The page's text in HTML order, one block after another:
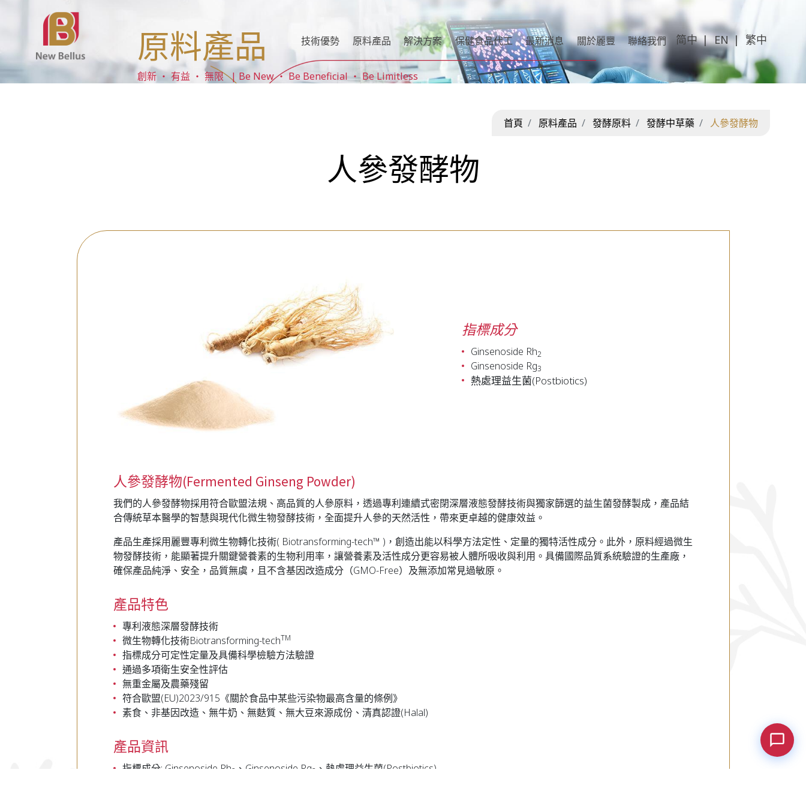
技術優勢 原料產品 解決方案 保健食品代工 最新消息 關於麗豐 聯絡我們 简中 EN 繁中
原料產品
創新 ‧ 有益 ‧ 無限 | Be New ‧ Be Beneficial ‧ Be Limitless
首頁 原料產品 發酵原料 發酵中草藥 人參發酵物
人參發酵物
指標成分
Ginsenoside Rh2
Ginsenoside Rg3
熱處理益生菌(Postbiotics)
人參發酵物(Fermented Ginseng Powder)
我們的人參發酵物採用符合歐盟法規、高品質的人參原料，透過專利連續式密閉深層液態發酵技術與獨家篩選的益生菌發酵製成，產品結
合傳統草本醫學的智慧與現代化微生物發酵技術，全面提升人參的天然活性，帶來更卓越的健康效益。
產品生產採用麗豐專利微生物轉化技術( Biotransforming-tech™ )，創造出能以科學方法定性、定量的獨特活性成分。此外，原料經過微生
物發酵技術，能顯著提升關鍵營養素的生物利用率，讓營養素及活性成分更容易被人體所吸收與利用。具備國際品質系統驗證的生產廠，
確保產品純淨、安全，品質無虞，且不含基因改造成分（GMO-Free）及無添加常見過敏原。
產品特色
專利液態深層發酵技術
微生物轉化技術Biotransforming-techTM
指標成分可定性定量及具備科學檢驗方法驗證
通過多項衛生安全性評估
無重金屬及農藥殘留
符合歐盟(EU)2023/915《關於食品中某些污染物最高含量的條例》
素食、非基因改造、無牛奶、無麩質、無大豆來源成份、清真認證(Halal)
產品資訊
指標成分: Ginsenoside Rh2 、Ginsenoside Rg3 、熱處理益生菌(Postbiotics)